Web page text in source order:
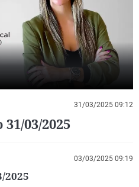
La rosa de los vientos
Gente viajera
Como el perro y el
Caso
Retornados
Equipo de
Operación Viuda
Extremadura
Galicia
La Rioja
Navarra
País Vasco
Virales
Televisión
Elecciones
31/03/2025 09:12
03/2025
03/03/2025 09:19
2025